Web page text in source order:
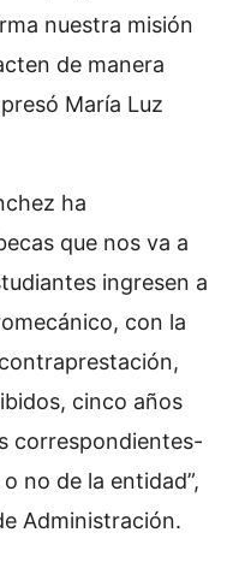
nuestra misión
de manera
María Luz
ha
que nos va a
ingresen a
con la
cinco años
correspondientes-
no de la entidad”,
Administración.